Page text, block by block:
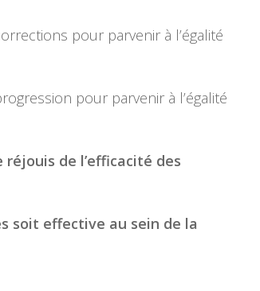
pour parvenir à l’égalité
pour parvenir à l’égalité
de l’efficacité des
soit effective au sein de la